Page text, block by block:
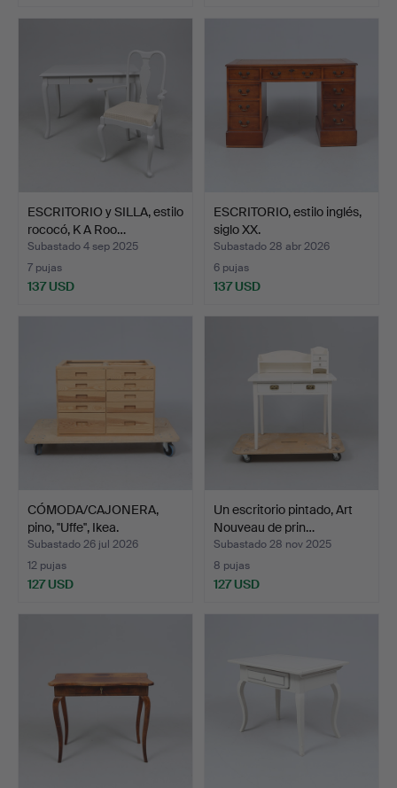
ESCRITORIO y SILLA, estilo
rococó, K A Roo…
Subastado 4 sep 2025
7 pujas
137 USD
ESCRITORIO, estilo inglés,
siglo XX.
Subastado 28 abr 2026
6 pujas
137 USD
CÓMODA/CAJONERA,
pino, ''Uffe'', Ikea.
Subastado 26 jul 2026
12 pujas
127 USD
Un escritorio pintado, Art
Nouveau de prin…
Subastado 28 nov 2025
8 pujas
127 USD